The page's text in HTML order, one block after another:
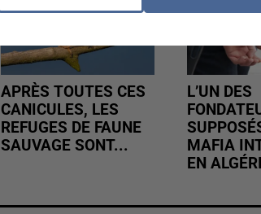
APRÈS TOUTES CES
CANICULES, LES
REFUGES DE FAUNE
SAUVAGE SONT...
L’UN DES
MAFIA
EN